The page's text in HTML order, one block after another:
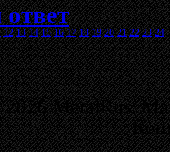
12 13 14 15 16 17 18 19 20 21 22 23 24
MetalRus.